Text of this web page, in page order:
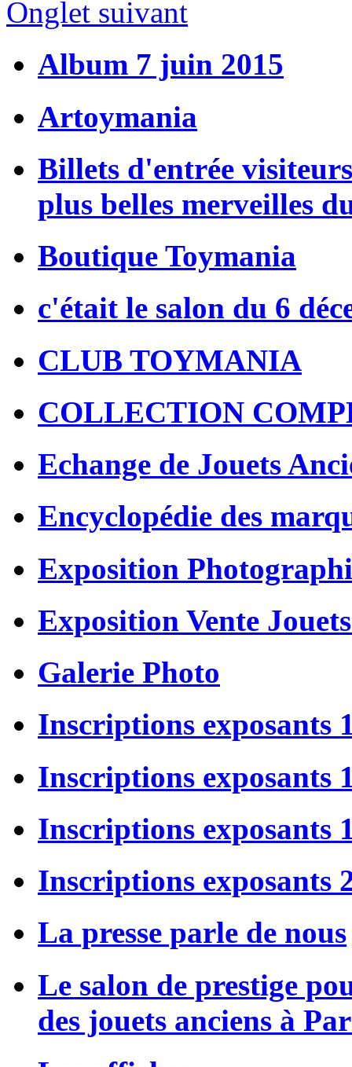
Onglet suivant
Album 7 juin 2015
Artoymania
Billets d'entrée
plus belles merveilles
Boutique Toymania
c'était le salon du 6
CLUB TOYMANIA
COLLECTION
Echange de Jouets
Encyclopédie des
Exposition
Exposition Vente
Galerie Photo
Inscriptions exposants
Inscriptions exposants
Inscriptions exposants
Inscriptions exposants
La presse parle de nous
Le salon de prestige
des jouets anciens à